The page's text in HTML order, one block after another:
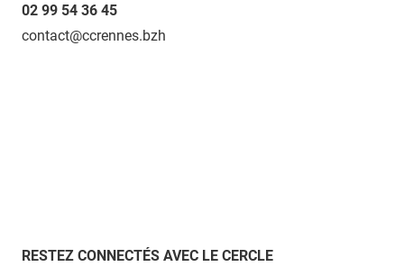
02 99 54 36 45
contact@ccrennes.bzh
RESTEZ CONNECTÉS AVEC LE CERCLE